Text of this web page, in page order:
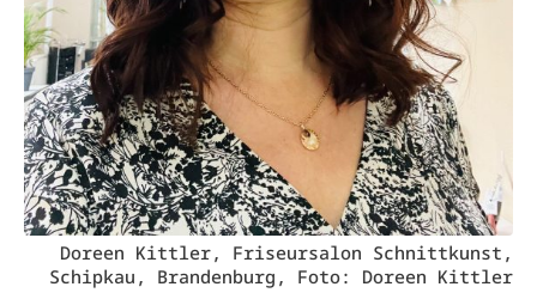
Doreen Kittler, Friseursalon Schnittkunst,
Schipkau, Brandenburg, Foto: Doreen Kittler